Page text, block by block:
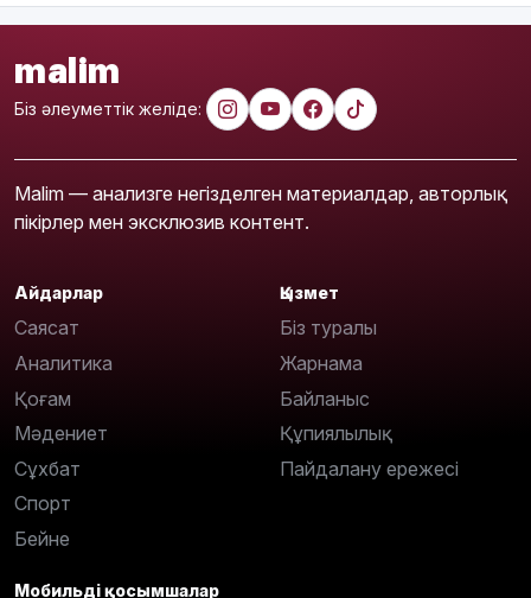
malim
Біз әлеуметтік желіде:
Malim — анализге негізделген материалдар, авторлық
пікірлер мен эксклюзив контент.
Айдарлар
Саясат
Аналитика
Қоғам
Мәдениет
Сұхбат
Спорт
Бейне
Қызмет
Біз туралы
Жарнама
Байланыс
Құпиялылық
Пайдалану ережесі
Мобильді қосымшалар